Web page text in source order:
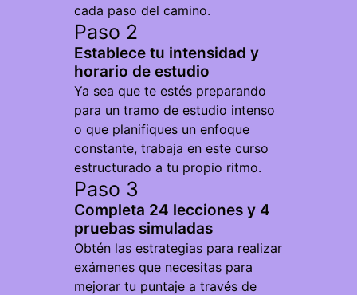
cada paso del camino.
Paso 2
Establece tu intensidad y
horario de estudio
Ya sea que te estés preparando
para un tramo de estudio intenso
o que planifiques un enfoque
constante, trabaja en este curso
estructurado a tu propio ritmo.
Paso 3
Completa 24 lecciones y 4
pruebas simuladas
Obtén las estrategias para realizar
exámenes que necesitas para
mejorar tu puntaje a través de